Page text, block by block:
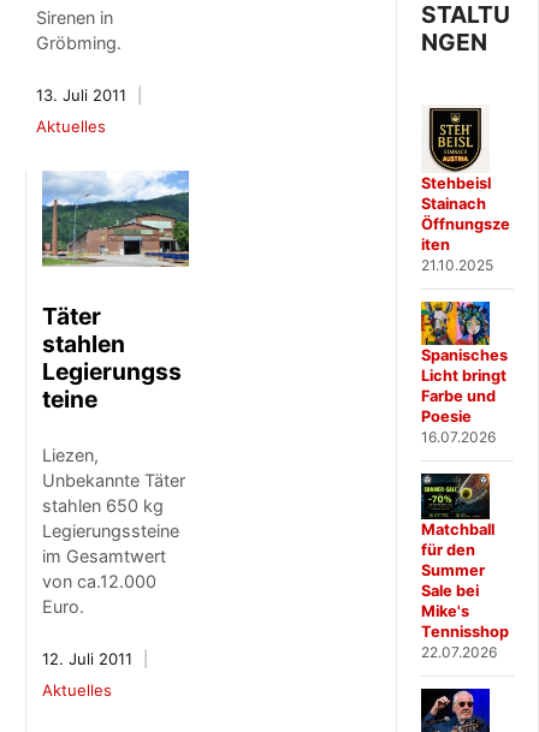
Sirenen in
Gröbming.
13. Juli 2011
Aktuelles
Täter
stahlen
Legierungss
teine
Liezen,
Unbekannte Täter
stahlen 650 kg
Legierungssteine
im Gesamtwert
von ca.12.000
Euro.
12. Juli 2011
Aktuelles
STALTU
NGEN
Stehbeisl
Stainach
Öffnungsze
iten
21.10.2025
Spanisches
Licht bringt
Farbe und
Poesie
16.07.2026
Matchball
für den
Summer
Sale bei
Mike's
Tennisshop
22.07.2026